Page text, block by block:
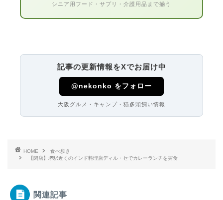
シニア用フード・サプリ・介護用品まで揃う
記事の更新情報をXでお届け中
@nekonko をフォロー
大阪グルメ・キャンプ・猫多頭飼い情報
HOME
食べ歩き
【閉店】堺駅近くのインド料理店ディル・セでカレーランチを実食
関連記事